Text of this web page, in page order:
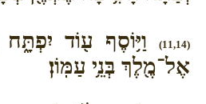
(11,14)
וַיּ֥וֹסֶף ע֖וֹד
אֶל־מֶ֖לֶךְ בְּנֵ֥י עַמּֽוֹן׃